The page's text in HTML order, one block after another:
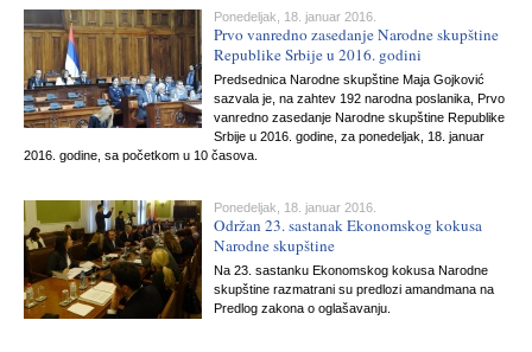
Ponedeljak, 18. januar 2016.
Prvo vanredno zasedanje Narodne skupštine
Republike Srbije u 2016. godini
Predsednica Narodne skupštine Maja Gojković
sazvala je, na zahtev 192 narodna poslanika, Prvo
vanredno zasedanje Narodne skupštine Republike
Srbije u 2016. godine, za ponedeljak, 18. januar
2016. godine, sa početkom u 10 časova.
Ponedeljak, 18. januar 2016.
Održan 23. sastanak Ekonomskog kokusa
Narodne skupštine
Na 23. sastanku Ekonomskog kokusa Narodne
skupštine razmatrani su predlozi amandmana na
Predlog zakona o oglašavanju.